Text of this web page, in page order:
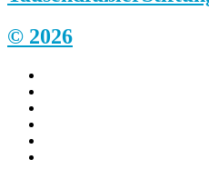
© 2026